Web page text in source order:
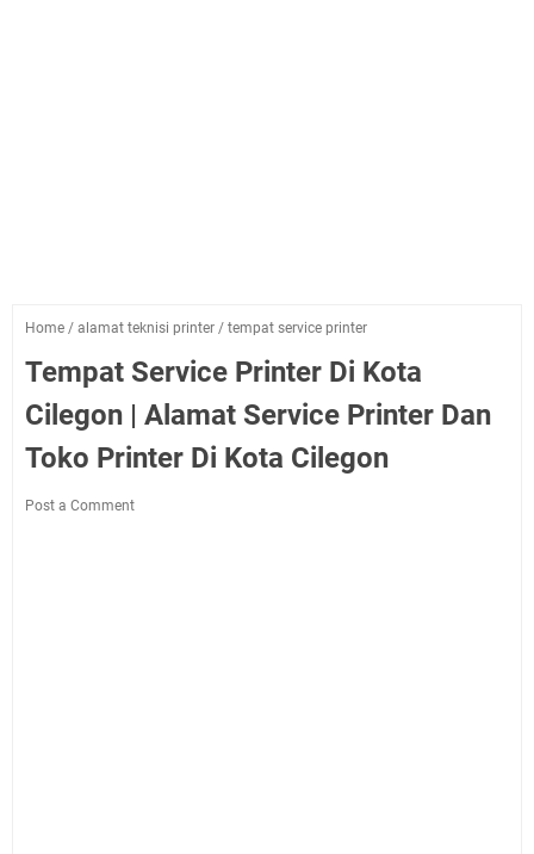
Home / alamat teknisi printer / tempat service printer
Tempat Service Printer Di Kota
Cilegon | Alamat Service Printer Dan
Toko Printer Di Kota Cilegon
Post a Comment